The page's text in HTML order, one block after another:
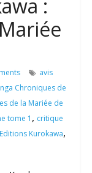
:
avis
Chroniques de
de la Mariée de
tome 1 , critique
Editions Kurokawa,